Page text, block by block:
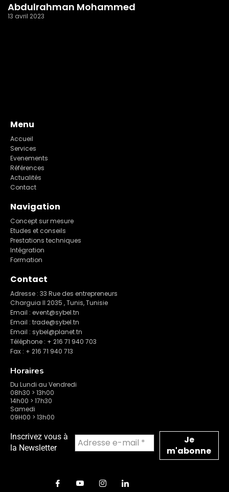
Abdulrahman Mohammed
13 avril 2023
Menu
Accueil
Services
Evenements
Références
Actualités
Contact
Navigation
Concept sur mesure
Etudes et conseils
Prestations techniques
Intégration
Formation
Contact
Adresse : 33 Rue des entrepreneurs
Charguia II 2035 , Tunis, Tunisie
Email : event@sybel.tn
Email : trade@sybel.tn
Email : sybel@planet.tn
Téléphone : + 216 71 940 703
Fax : + 216 71 940 713
Horaires
Du Lundi au Vendredi
08h30 > 13h00
14h00 > 17h30
Samedi
09H00 > 13h00
Inscrivez vous à
la Newsletter